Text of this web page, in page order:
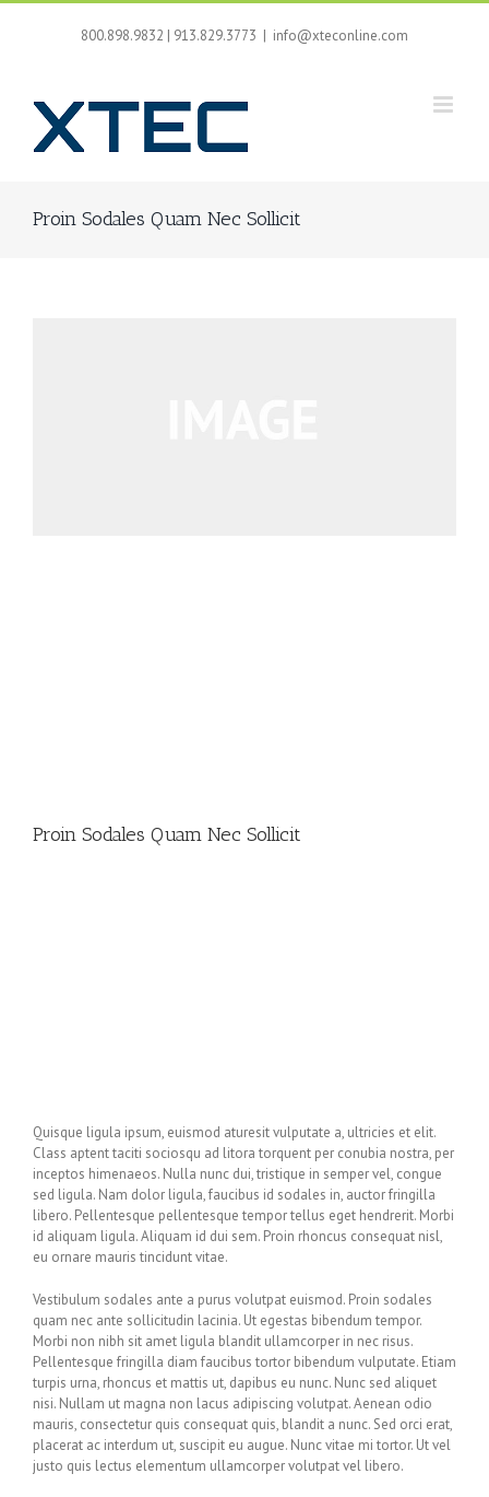
Skip
800.898.9832 | 913.829.3773 | info@xteconline.com
Proin Sodales Quam Nec Sollicit
Proin Sodales Quam Nec Sollicit
Quisque ligula ipsum, euismod aturesit vulputate a, ultricies et elit.
Class aptent taciti sociosqu ad litora torquent per conubia nostra, per
inceptos himenaeos. Nulla nunc dui, tristique in semper vel, congue
sed ligula. Nam dolor ligula, faucibus id sodales in, auctor fringilla
libero. Pellentesque pellentesque tempor tellus eget hendrerit. Morbi
id aliquam ligula. Aliquam id dui sem. Proin rhoncus consequat nisl,
eu ornare mauris tincidunt vitae.
Vestibulum sodales ante a purus volutpat euismod. Proin sodales
quam nec ante sollicitudin lacinia. Ut egestas bibendum tempor.
Morbi non nibh sit amet ligula blandit ullamcorper in nec risus.
Pellentesque fringilla diam faucibus tortor bibendum vulputate. Etiam
turpis urna, rhoncus et mattis ut, dapibus eu nunc. Nunc sed aliquet
nisi. Nullam ut magna non lacus adipiscing volutpat. Aenean odio
mauris, consectetur quis consequat quis, blandit a nunc. Sed orci erat,
placerat ac interdum ut, suscipit eu augue. Nunc vitae mi tortor. Ut vel
justo quis lectus elementum ullamcorper volutpat vel libero.